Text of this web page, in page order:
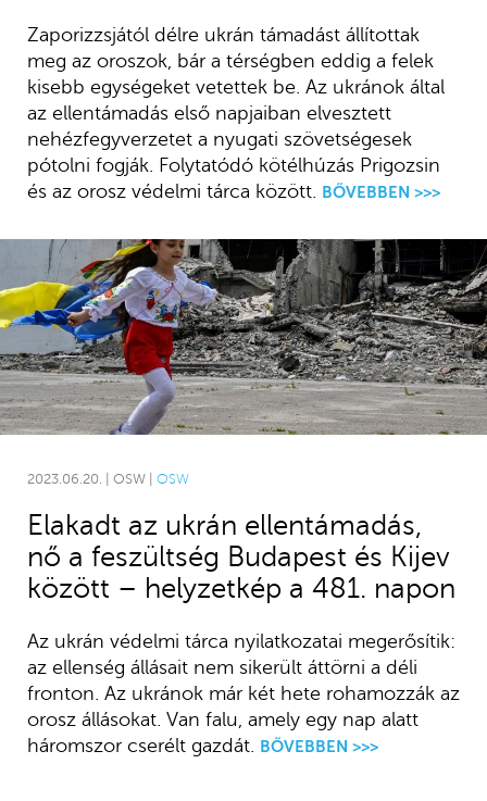
2023.06.20. | OSW | OSW
Elakadt az ukrán ellentámadás,
nő a feszültség Budapest és Kijev
között – helyzetkép a 481. napon
Az ukrán védelmi tárca nyilatkozatai megerősítik:
az ellenség állásait nem sikerült áttörni a déli
fronton. Az ukránok már két hete rohamozzák az
orosz állásokat. Van falu, amely egy nap alatt
háromszor cserélt gazdát. BŐVEBBEN >>>
Zaporizzsjától délre ukrán támadást állítottak
meg az oroszok, bár a térségben eddig a felek
kisebb egységeket vetettek be. Az ukránok által
az ellentámadás első napjaiban elvesztett
nehézfegyverzetet a nyugati szövetségesek
pótolni fogják. Folytatódó kötélhúzás Prigozsin
és az orosz védelmi tárca között. BŐVEBBEN >>>